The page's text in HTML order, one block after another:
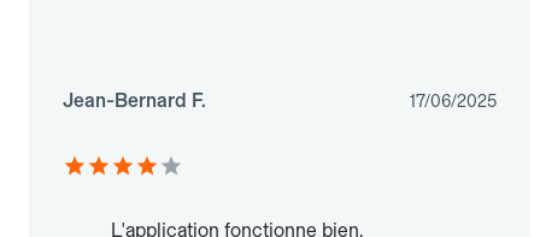
Jean-Bernard F. 17/06/2025
L'application fonctionne bien.